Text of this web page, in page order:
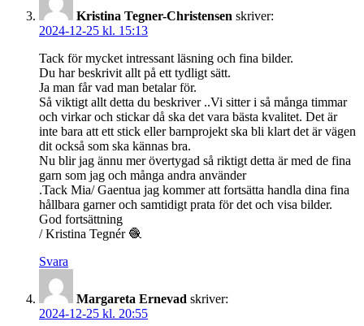
Kristina Tegner-Christensen skriver:
2024-12-25 kl. 15:13
Tack för mycket intressant läsning och fina bilder.
Du har beskrivit allt på ett tydligt sätt.
Ja man får vad man betalar för.
Så viktigt allt detta du beskriver ..Vi sitter i så många timmar
och virkar och stickar då ska det vara bästa kvalitet. Det är
inte bara att ett stick eller barnprojekt ska bli klart det är vägen
dit också som ska kännas bra.
Nu blir jag ännu mer övertygad så riktigt detta är med de fina
garn som jag och många andra använder
.Tack Mia/ Gaentua jag kommer att fortsätta handla dina fina
hållbara garner och samtidigt prata för det och visa bilder.
God fortsättning
/ Kristina Tegnér 🧶
Svara
Margareta Ernevad skriver:
2024-12-25 kl. 20:55